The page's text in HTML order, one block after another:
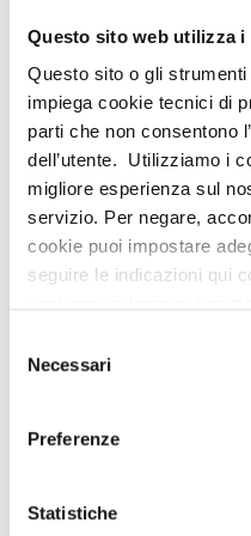
Questo sito web utilizza i
Questo sito o gli
impiega cookie tecnici di
parti che non consentono
dell’utente. Utilizziamo i
migliore esperienza sul
servizio. Per negare,
cookie puoi impostare
seguire le indicazioni qui
delNecessari
Preferenze
Statistiche
ALTRE NOTIZIE
BOLOGNA:
lutto cittadino per sabato